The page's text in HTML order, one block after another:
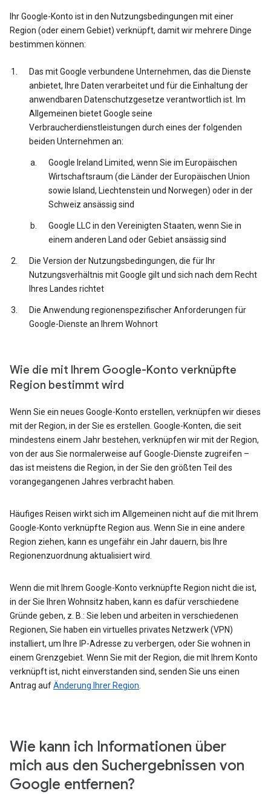
Ihr Google-Konto ist in den Nutzungsbedingungen mit einer
Region (oder einem Gebiet) verknüpft, damit wir mehrere Dinge
bestimmen können:
Das mit Google verbundene Unternehmen, das die Dienste
anbietet, Ihre Daten verarbeitet und für die Einhaltung der
anwendbaren Datenschutzgesetze verantwortlich ist. Im
Allgemeinen bietet Google seine
Verbraucherdienstleistungen durch eines der folgenden
beiden Unternehmen an:
Google Ireland Limited, wenn Sie im Europäischen
Wirtschaftsraum (die Länder der Europäischen Union
sowie Island, Liechtenstein und Norwegen) oder in der
Schweiz ansässig sind
Google LLC in den Vereinigten Staaten, wenn Sie in
einem anderen Land oder Gebiet ansässig sind
Die Version der Nutzungsbedingungen, die für Ihr
Nutzungsverhältnis mit Google gilt und sich nach dem Recht
Ihres Landes richtet
Die Anwendung regionenspezifischer Anforderungen für
Google-Dienste an Ihrem Wohnort
Wie die mit Ihrem Google-Konto verknüpfte
Region bestimmt wird
Wenn Sie ein neues Google-Konto erstellen, verknüpfen wir dieses
mit der Region, in der Sie es erstellen. Google-Konten, die seit
mindestens einem Jahr bestehen, verknüpfen wir mit der Region,
von der aus Sie normalerweise auf Google-Dienste zugreifen –
das ist meistens die Region, in der Sie den größten Teil des
vorangegangenen Jahres verbracht haben.
Häufiges Reisen wirkt sich im Allgemeinen nicht auf die mit Ihrem
Google-Konto verknüpfte Region aus. Wenn Sie in eine andere
Region ziehen, kann es ungefähr ein Jahr dauern, bis Ihre
Regionenzuordnung aktualisiert wird.
Wenn die mit Ihrem Google-Konto verknüpfte Region nicht die ist,
in der Sie Ihren Wohnsitz haben, kann es dafür verschiedene
Gründe geben, z. B.: Sie leben und arbeiten in verschiedenen
Regionen, Sie haben ein virtuelles privates Netzwerk (VPN)
installiert, um Ihre IP-Adresse zu verbergen, oder Sie wohnen in
einem Grenzgebiet. Wenn Sie mit der Region, die mit Ihrem Konto
verknüpft ist, nicht einverstanden sind, senden Sie uns einen
Antrag aufÄnderung Ihrer Region
Wie kann ich Informationen über
mich aus den Suchergebnissen von
Google entfernen?